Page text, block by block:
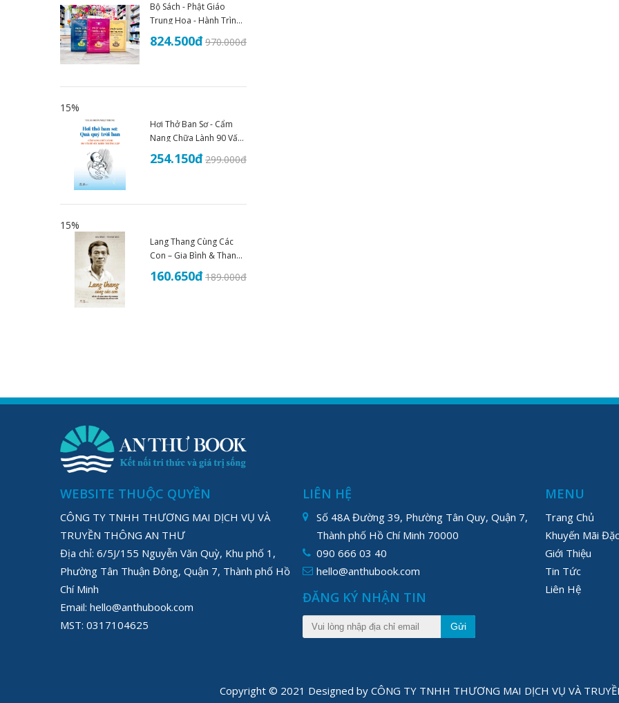
Bộ Sách - Phật Giáo
Trung Hoa - Hành Trình
Lịch Sử Văn Hóa Và Tư
Tưởng (Trọn Bộ 3 Tập)
824.500đ970.000đ
15%
Hơi Thở Ban Sơ - Cẩm
Nang Chữa Lành 90 Vấn
Đề Sức Khoẻ - THS.BS
Đoàn Nhật Trung (2025)
254.150đ299.000đ
15%
Lang Thang Cùng Các
Con – Gia Bình & Thanh
Nhã
160.650đ189.000đ
WEBSITE THUỘC QUYỀN
CÔNG TY TNHH THƯƠNG MAI DỊCH VỤ VÀ
TRUYỀN THÔNG AN THƯ
Địa chỉ: 6/5J/155 Nguyễn Văn Quỳ, Khu phố 1,
Phường Tân Thuận Đông, Quận 7, Thành phố Hồ
Chí Minh
Email: hello@anthubook.com
MST: 0317104625
LIÊN HỆ
Số 48A Đường 39, Phường Tân Quy, Quận 7,
Thành phố Hồ Chí Minh 70000
090 666 03 40
hello@anthubook.com
ĐĂNG KÝ NHẬN TIN
Gửi
MENU
Trang Chủ
Khuyến Mãi
Giới Thiệu
Tin Tức
Liên Hệ
Copyright © 2021 Designed by CÔNG TY TNHH THƯƠNG MAI DỊCH VỤ VÀ